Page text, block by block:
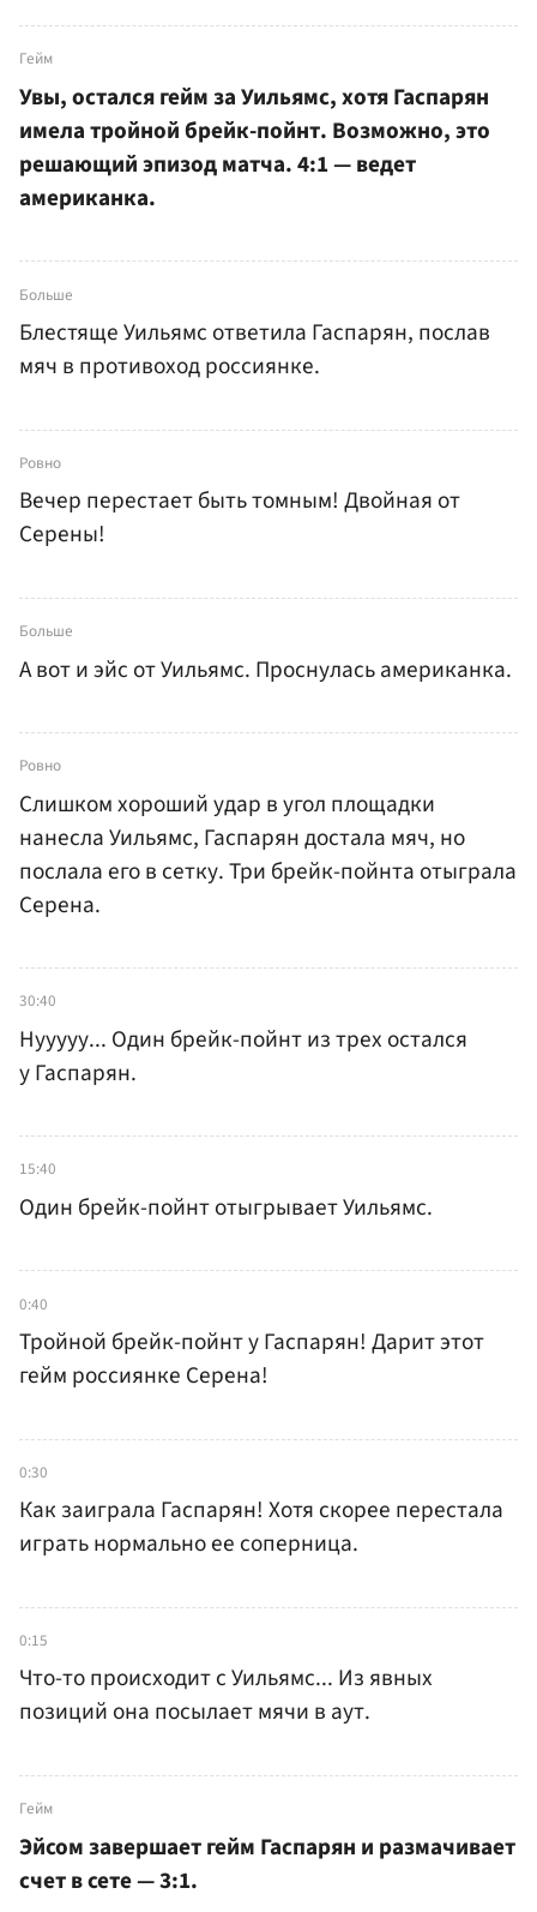
Гейм
Увы, остался гейм за Уильямс, хотя Гаспарян
имела тройной брейк-пойнт. Возможно, это
решающий эпизод матча. 4:1 — ведет
американка.
Больше
Блестяще Уильямс ответила Гаспарян, послав
мяч в противоход россиянке.
Ровно
Вечер перестает быть томным! Двойная от
Серены!
Больше
А вот и эйс от Уильямс. Проснулась американка.
Ровно
Слишком хороший удар в угол площадки
нанесла Уильямс, Гаспарян достала мяч, но
послала его в сетку. Три брейк-пойнта отыграла
Серена.
30:40
Нууууу... Один брейк-пойнт из трех остался
у Гаспарян.
15:40
Один брейк-пойнт отыгрывает Уильямс.
0:40
Тройной брейк-пойнт у Гаспарян! Дарит этот
гейм россиянке Серена!
0:30
Как заиграла Гаспарян! Хотя скорее перестала
играть нормально ее соперница.
0:15
Что-то происходит с Уильямс... Из явных
позиций она посылает мячи в аут.
Гейм
Эйсом завершает гейм Гаспарян и размачивает
счет в сете — 3:1.